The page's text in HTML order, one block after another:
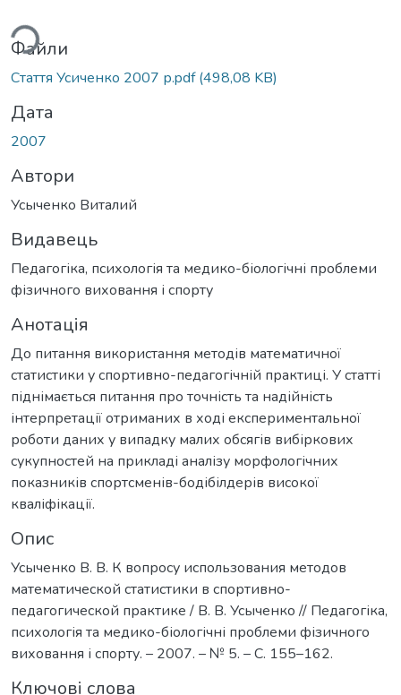
Файли
Стаття Усиченко 2007 р.pdf(498,08 KB)
Дата
2007
Автори
Усыченко Виталий
Видавець
Педагогіка, психологія та медико-біологічні проблеми
фізичного виховання і спорту
Анотація
До питання використання методів математичної
статистики у спортивно-педагогічній практиці. У статті
піднімається питання про точність та надійність
інтерпретації отриманих в ході експериментальної
роботи даних у випадку малих обсягів вибіркових
сукупностей на прикладі аналізу морфологічних
показників спортсменів-бодібілдерів високої
кваліфікації.
Опис
Усыченко В. В. К вопросу использования методов
математической статистики в спортивно-
педагогической практике / В. В. Усыченко // Педагогіка,
психологія та медико-біологічні проблеми фізичного
виховання і спорту. – 2007. – № 5. – С. 155–162.
Ключові слова